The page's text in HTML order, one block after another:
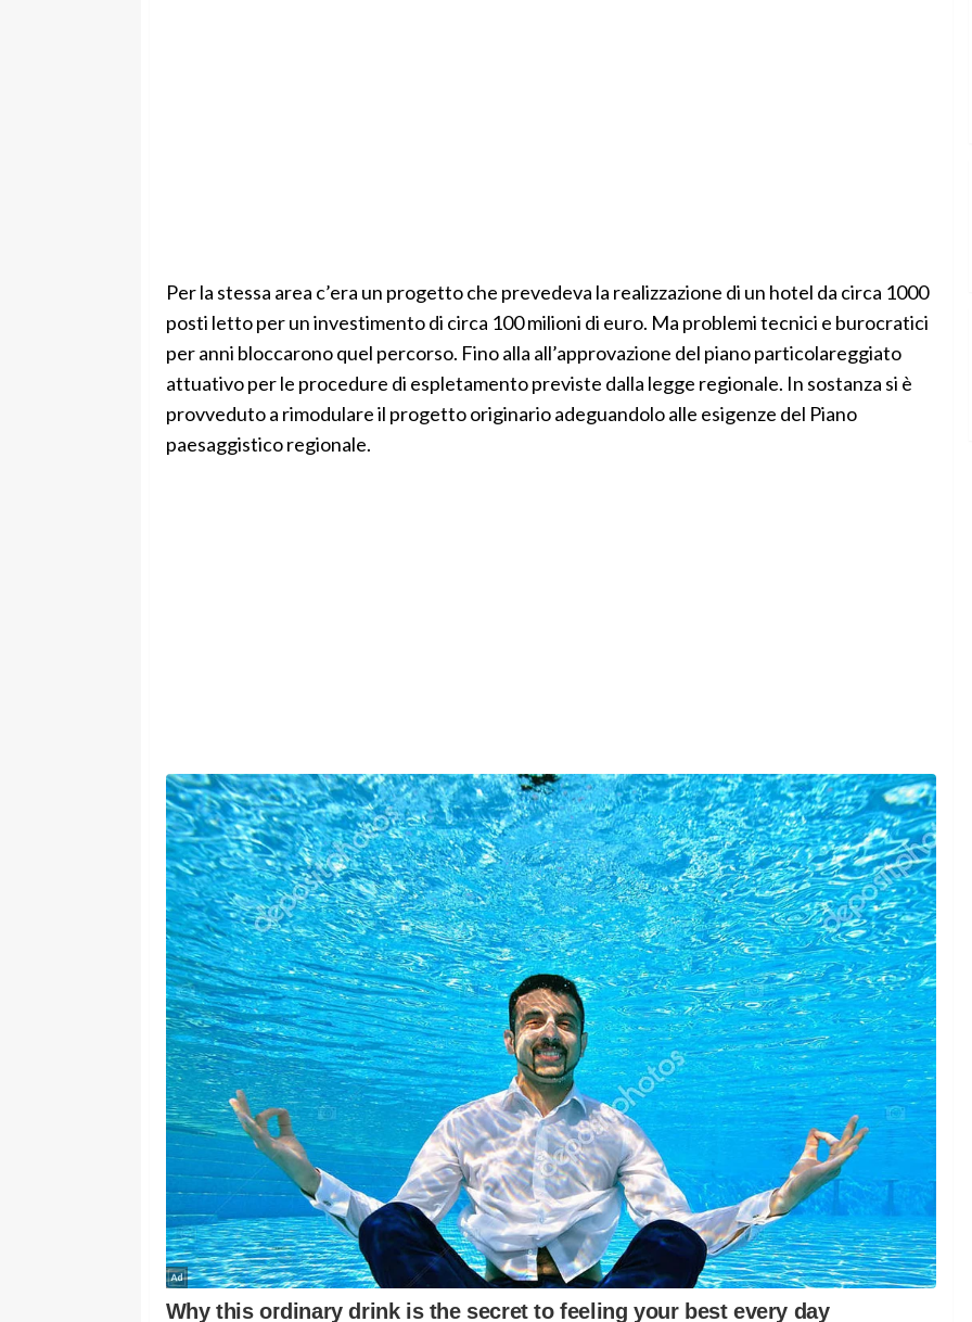
Per la stessa area c’era un progetto che prevedeva la realizzazione di un hotel da circa 1000
posti letto per un investimento di circa 100 milioni di euro. Ma problemi tecnici e burocratici
per anni bloccarono quel percorso. Fino alla all’approvazione del piano particolareggiato
attuativo per le procedure di espletamento previste dalla legge regionale. In sostanza si è
provveduto a rimodulare il progetto originario adeguandolo alle esigenze del Piano
paesaggistico regionale.